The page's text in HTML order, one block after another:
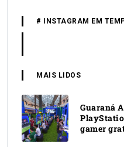
# INSTAGRAM EM
MAIS LIDOS
Guaraná
gamer